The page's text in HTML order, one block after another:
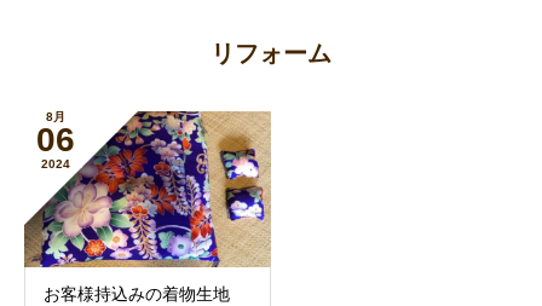
リフォーム
8月
06
2024
お客様持込みの着物生地